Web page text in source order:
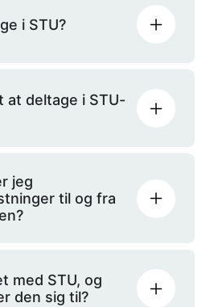
i STU?
at deltage i STU-
jeg
til og fra
med STU, og
den sig til?